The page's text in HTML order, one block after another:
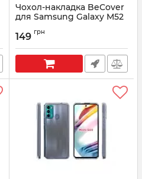
Чохол-накладка BeCover
для Samsung Galaxy M52
(706928)
Артикул: 706928
149 грн